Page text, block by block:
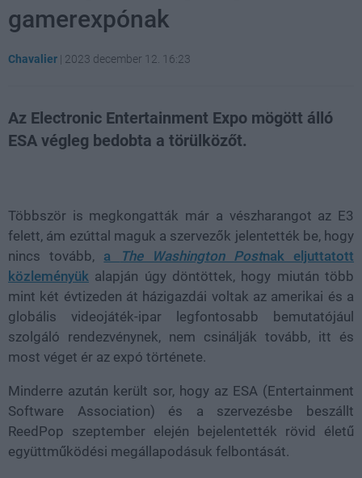
gamerexpónak
Chavalier | 2023 december 12. 16:23
Az Electronic Entertainment Expo mögött álló
ESA végleg bedobta a törülközőt.
Többször is megkongatták már a vészharangot az E3
felett, ám ezúttal maguk a szervezők jelentették be, hogy
nincs tovább, a The Washington Postnak eljuttatott
közleményük alapján úgy döntöttek, hogy miután több
mint két évtizeden át házigazdái voltak az amerikai és a
globális videojáték-ipar legfontosabb bemutatójául
szolgáló rendezvénynek, nem csinálják tovább, itt és
most véget ér az expó története.
Minderre azután került sor, hogy az ESA (Entertainment
Software Association) és a szervezésbe beszállt
ReedPop szeptember elején bejelentették rövid életű
együttműködési megállapodásuk felbontását.